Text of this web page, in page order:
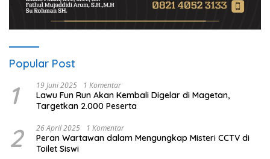
Popular Post
1 19 Juni 2025 1 Komentar
Lawu Fun Run Akan Kembali Digelar di Magetan,
Targetkan 2.000 Peserta
2 26 April 2025 1 Komentar
Peran Wartawan dalam Mengungkap Misteri CCTV di
Toilet Siswi